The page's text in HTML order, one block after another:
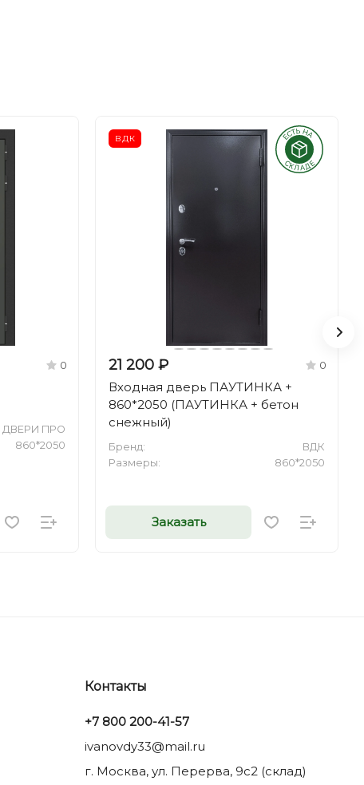
0
ДВЕРИ ПРО
860*2050
ВДК
21 200 ₽ 0
Входная дверь ПАУТИНКА +
860*2050 (ПАУТИНКА + бетон
снежный)
Бренд:
ВДК
Размеры:
860*2050
Заказать
Контакты
+7 800 200-41-57
ivanovdy33@mail.ru
г. Москва, ул. Перерва, 9с2 (склад)